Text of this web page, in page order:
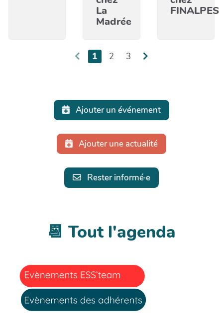
La
Madrée
FINALPES
1 2 3
Ajouter un événement
Ajouter une actualité
Rester informé·e
📆 Tout l'agenda